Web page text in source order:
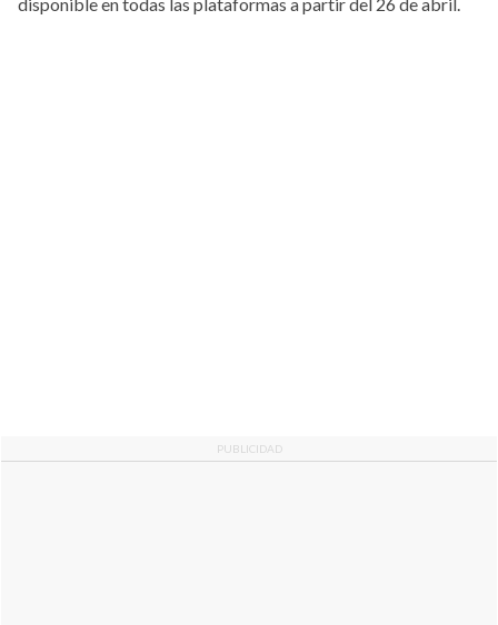
disponible en todas las plataformas a partir del 26 de abril.
PUBLICIDAD